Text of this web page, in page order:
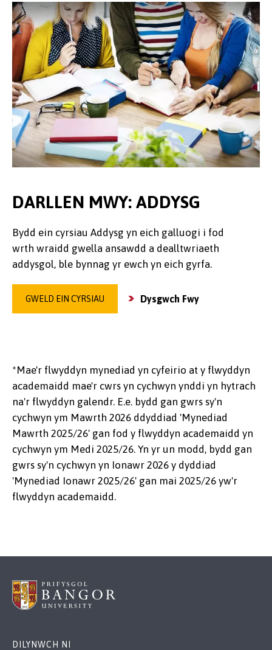
DARLLEN MWY: ADDYSG
Bydd ein cyrsiau Addysg yn eich galluogi i fod
wrth wraidd gwella ansawdd a dealltwriaeth
addysgol, ble bynnag yr ewch yn eich gyrfa.
GWELD EIN CYRSIAU Dysgwch Fwy
*Mae'r flwyddyn mynediad yn cyfeirio at y flwyddyn
academaidd mae'r cwrs yn cychwyn ynddi yn hytrach
na'r flwyddyn galendr. E.e. bydd gan gwrs sy'n
cychwyn ym Mawrth 2026 ddyddiad 'Mynediad
Mawrth 2025/26' gan fod y flwyddyn academaidd yn
cychwyn ym Medi 2025/26. Yn yr un modd, bydd gan
gwrs sy'n cychwyn yn Ionawr 2026 y dyddiad
'Mynediad Ionawr 2025/26' gan mai 2025/26 yw'r
flwyddyn academaidd.
DILYNWCH NI